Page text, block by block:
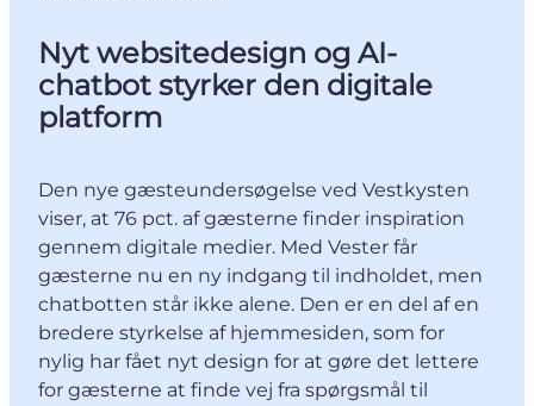
Nyt websitedesign og AI-
chatbot styrker den digitale
platform
Den nye gæsteundersøgelse ved Vestkysten
viser, at 76 pct. af gæsterne finder inspiration
gennem digitale medier. Med Vester får
gæsterne nu en ny indgang til indholdet, men
chatbotten står ikke alene. Den er en del af en
bredere styrkelse af hjemmesiden, som for
nylig har fået nyt design for at gøre det lettere
for gæsterne at finde vej fra spørgsmål til